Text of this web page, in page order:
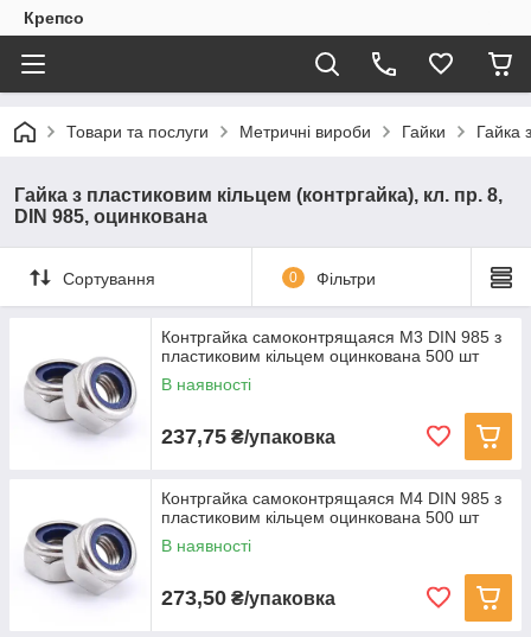
Крепсо
Товари та послуги Метричні вироби Гайки Гайка
Гайка з пластиковим кільцем (контргайка), кл. пр. 8,
DIN 985, оцинкована
Сортування 0 Фільтри
Контргайка самоконтрящаяся M3 DIN 985 з
пластиковим кільцем оцинкована 500 шт
В наявності
237,75 ₴/упаковка
Контргайка самоконтрящаяся M4 DIN 985 з
пластиковим кільцем оцинкована 500 шт
В наявності
273,50 ₴/упаковка